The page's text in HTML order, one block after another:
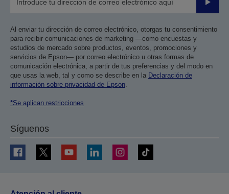
Enviar
Al enviar tu dirección de correo electrónico, otorgas tu consentimiento
para recibir comunicaciones de marketing —como encuestas y
estudios de mercado sobre productos, eventos, promociones y
servicios de Epson— por correo electrónico u otras formas de
comunicación electrónica, a partir de tus preferencias y del modo en
que usas la web, tal y como se describe en la Declaración de
información sobre privacidad de Epson.
*Se aplican restricciones
Síguenos